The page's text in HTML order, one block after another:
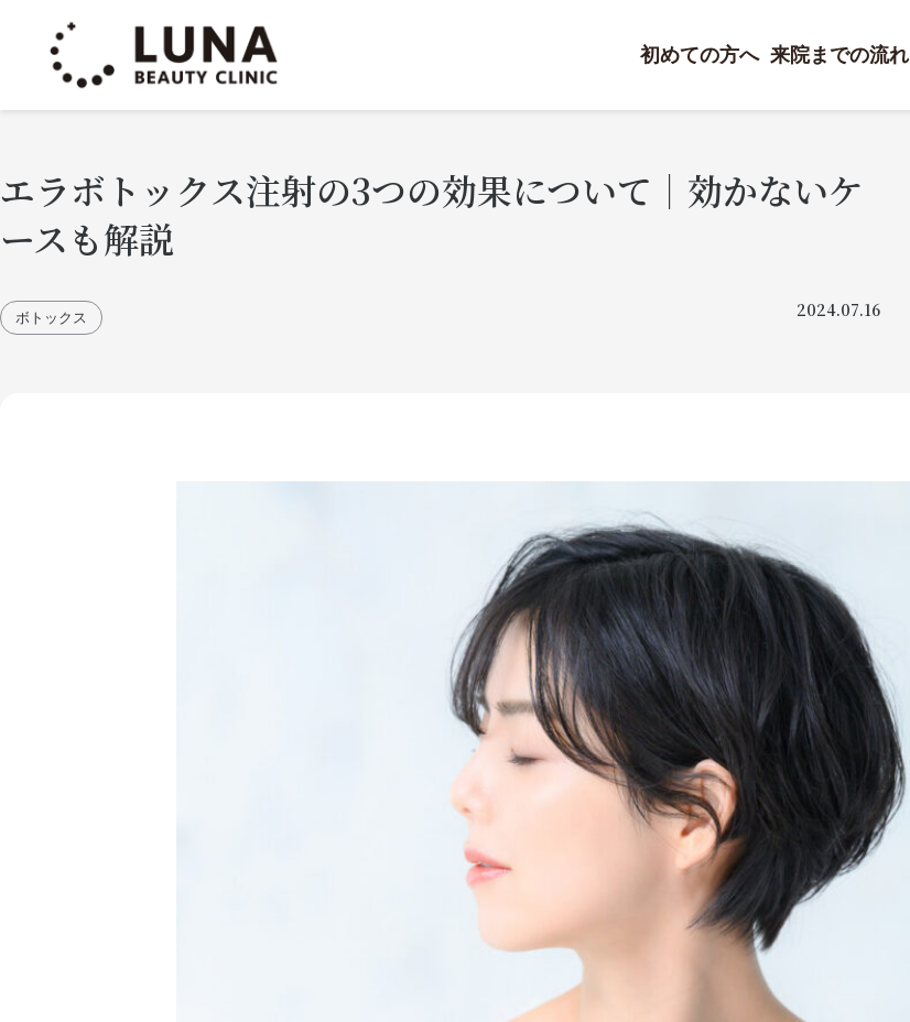
初めての方へ 来院までの流れ
エラボトックス注射の3つの効果について｜効かないケ
ースも解説
ボトックス 2024.07.16